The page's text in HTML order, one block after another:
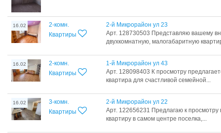
16.02
2-комн.
Квартиры
2-й Микрорайон ул 23
Арт. 128730503 Представляю вашему
двухкомнатную, малогабаритную
16.02
2-комн.
Квартиры
1-й Микрорайон ул 43
Арт. 128098403 К просмотру
квартира для счастливой семейной...
16.02
3-комн.
Квартиры
2-й Микрорайон ул 22
Арт. 122656231 Предлагаю к
квартиру в самом центре поселка,...